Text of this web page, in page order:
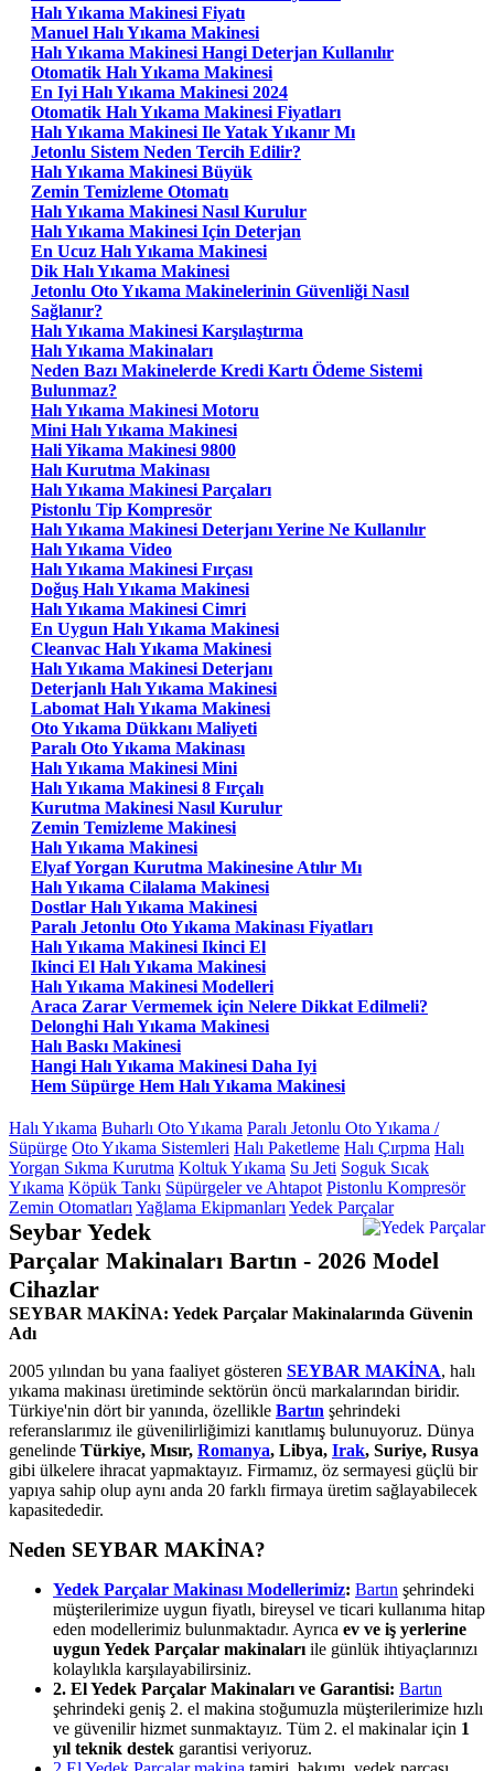
Halı Yıkama Makinesi Fiyatı
Manuel Halı Yıkama Makinesi
Halı Yıkama Makinesi Hangi Deterjan Kullanılır
Otomatik Halı Yıkama Makinesi
En Iyi Halı Yıkama Makinesi 2024
Otomatik Halı Yıkama Makinesi Fiyatları
Halı Yıkama Makinesi Ile Yatak Yıkanır Mı
Jetonlu Sistem Neden Tercih Edilir?
Halı Yıkama Makinesi Büyük
Zemin Temizleme Otomatı
Halı Yıkama Makinesi Nasıl Kurulur
Halı Yıkama Makinesi Için Deterjan
En Ucuz Halı Yıkama Makinesi
Dik Halı Yıkama Makinesi
Jetonlu Oto Yıkama Makinelerinin Güvenliği Nasıl
Sağlanır?
Halı Yıkama Makinesi Karşılaştırma
Halı Yıkama Makinaları
Neden Bazı Makinelerde Kredi Kartı Ödeme Sistemi
Bulunmaz?
Halı Yıkama Makinesi Motoru
Mini Halı Yıkama Makinesi
Hali Yikama Makinesi 9800
Halı Kurutma Makinası
Halı Yıkama Makinesi Parçaları
Pistonlu Tip Kompresör
Halı Yıkama Makinesi Deterjanı Yerine Ne Kullanılır
Halı Yıkama Video
Halı Yıkama Makinesi Fırçası
Doğuş Halı Yıkama Makinesi
Halı Yıkama Makinesi Cimri
En Uygun Halı Yıkama Makinesi
Cleanvac Halı Yıkama Makinesi
Halı Yıkama Makinesi Deterjanı
Deterjanlı Halı Yıkama Makinesi
Labomat Halı Yıkama Makinesi
Oto Yıkama Dükkanı Maliyeti
Paralı Oto Yıkama Makinası
Halı Yıkama Makinesi Mini
Halı Yıkama Makinesi 8 Fırçalı
Kurutma Makinesi Nasıl Kurulur
Zemin Temizleme Makinesi
Halı Yıkama Makinesi
Elyaf Yorgan Kurutma Makinesine Atılır Mı
Halı Yıkama Cilalama Makinesi
Dostlar Halı Yıkama Makinesi
Paralı Jetonlu Oto Yıkama Makinası Fiyatları
Halı Yıkama Makinesi Ikinci El
Ikinci El Halı Yıkama Makinesi
Halı Yıkama Makinesi Modelleri
Araca Zarar Vermemek için Nelere Dikkat Edilmeli?
Delonghi Halı Yıkama Makinesi
Halı Baskı Makinesi
Hangi Halı Yıkama Makinesi Daha Iyi
Hem Süpürge Hem Halı Yıkama Makinesi
Halı Yıkama Buharlı Oto Yıkama Paralı Jetonlu Oto Yıkama /
Süpürge Oto Yıkama Sistemleri Halı Paketleme Halı Çırpma Halı
Yorgan Sıkma Kurutma Koltuk Yıkama Su Jeti Soguk Sıcak
Yıkama Köpük Tankı Süpürgeler ve Ahtapot Pistonlu Kompresör
Zemin Otomatları Yağlama Ekipmanları Yedek Parçalar
Seybar Yedek
Parçalar Makinaları Bartın - 2026 Model
Cihazlar
SEYBAR MAKİNA: Yedek Parçalar Makinalarında Güvenin
Adı
2005 yılından bu yana faaliyet gösteren SEYBAR MAKİNA, halı
yıkama makinası üretiminde sektörün öncü markalarından biridir.
Türkiye'nin dört bir yanında, özellikle Bartın şehrindeki
referanslarımız ile güvenilirliğimizi kanıtlamış bulunuyoruz. Dünya
genelinde Türkiye, Mısır, Romanya, Libya, Irak, Suriye, Rusya
gibi ülkelere ihracat yapmaktayız. Firmamız, öz sermayesi güçlü bir
yapıya sahip olup aynı anda 20 farklı firmaya üretim sağlayabilecek
kapasitededir.
Neden SEYBAR MAKİNA?
Yedek Parçalar Makinası Modellerimiz: Bartın şehrindeki
müşterilerimize uygun fiyatlı, bireysel ve ticari kullanıma hitap
eden modellerimiz bulunmaktadır. Ayrıca ev ve iş yerlerine
uygun Yedek Parçalar makinaları ile günlük ihtiyaçlarınızı
kolaylıkla karşılayabilirsiniz.
2. El Yedek Parçalar Makinaları ve Garantisi: Bartın
şehrindeki geniş 2. el makina stoğumuzla müşterilerimize hızlı
ve güvenilir hizmet sunmaktayız. Tüm 2. el makinalar için 1
yıl teknik destek garantisi veriyoruz.